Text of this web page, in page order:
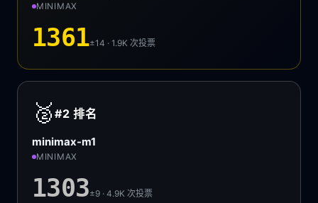
MINIMAX
1361±14 · 1.9K次投票
🥈 #2排名
minimax-m1
MINIMAX
1303±9 · 4.9K次投票